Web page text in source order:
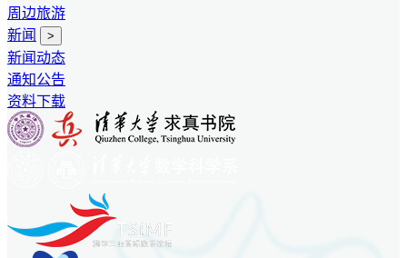
周边旅游
新闻
>
新闻动态
通知公告
资料下载